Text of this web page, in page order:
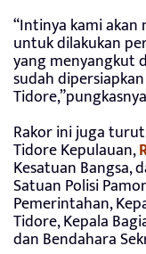
“Intinya kami
untuk dilakukan
yang menyangkut
sudah
Rakor ini juga
Tidore Kepulauan,
Kesatuan Bangsa,
Satuan Polisi
Pemerintahan,
Tidore, Kepala
dan Bendahara